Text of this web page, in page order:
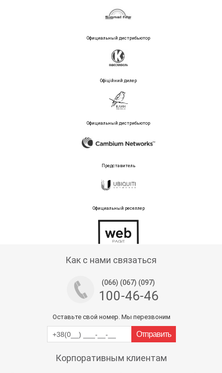
Официальный дистрибьютор
Офіційний дилер
Официальный дистрибьютор
Представитель
Официальный реселлер
Как с нами связаться
(066) (067) (097)
100-46-46
Оставьте свой номер. Мы перезвоним
Корпоративным клиентам